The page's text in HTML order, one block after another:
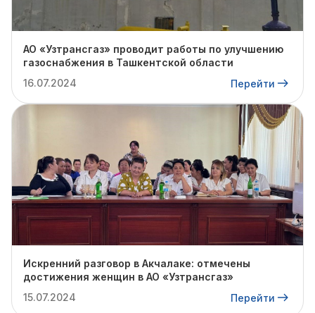
АО «Узтрансгаз» проводит работы по улучшению
газоснабжения в Ташкентской области
16.07.2024
Перейти
Искренний разговор в Акчалаке: отмечены
достижения женщин в АО «Узтрансгаз»
15.07.2024
Перейти